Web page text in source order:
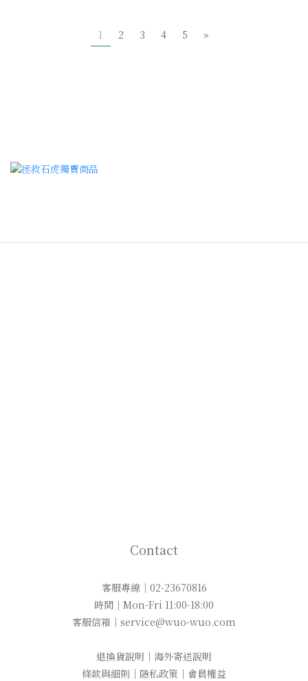
1 2 3 4 5 »
Contact
客服專線｜02-23670816
時間｜Mon-Fri 11:00-18:00
客服信箱｜service@wuo-wuo.com
退換貨說明 ｜ 海外寄送說明
條款與細則 ｜ 隱私政策 ｜ 會員權益